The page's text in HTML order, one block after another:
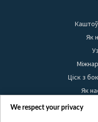
Як
Ціск з
Як
Правілы
We respect your privacy